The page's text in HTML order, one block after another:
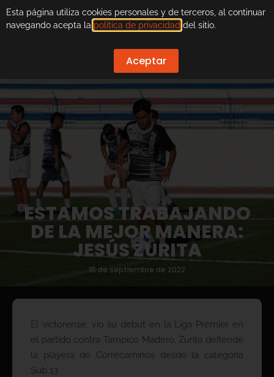
ESTAMOS TRABAJANDO
DE LA MEJOR MANERA:
JESÚS ZURITA
15 de septiembre de 2022
El victorense, vio su debut en la Liga Premier en
el partido contra Tampico Madero. Zurita defiende
la playera de Correcaminos desde la categoría
Sub 13
Esta página utiliza cookies personales y de terceros, al continuar
navegando acepta la política de privacidad del sitio.
Aceptar